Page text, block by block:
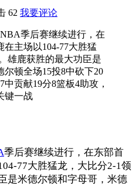
62 我要评论
季后赛继续进行，在
主场以104-77大胜猛
雄鹿获胜的最大功臣是
顿全场15投8中砍下20
贡献19分8篮板4助攻，
键一战
季后赛继续进行，在东部首
77大胜猛龙，大比分2-1领
是米德尔顿和字母哥，米德